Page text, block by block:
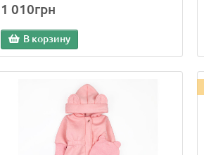
1 010грн
В корзину